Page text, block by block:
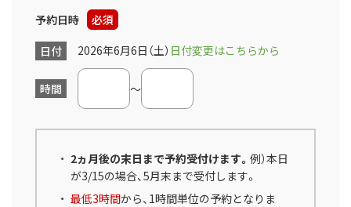
予約日時
必須
日付
2026年6月6日（土） 日付変更はこちらから
時間 ～
2ヵ月後の末日まで予約受付けます。 例）本日
が3/15の場合、5月末まで受付します。
最低3時間から、1時間単位の予約となりま